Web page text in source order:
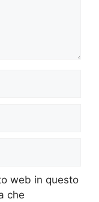
web in questo
che